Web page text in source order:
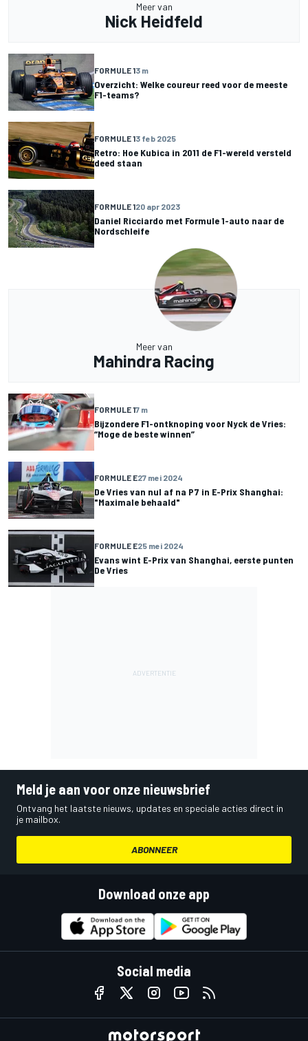
Meer van
Nick Heidfeld
FORMULE 13 m
Overzicht: Welke coureur reed voor de meeste
F1-teams?
FORMULE 13 feb 2025
Retro: Hoe Kubica in 2011 de F1-wereld versteld
deed staan
FORMULE 120 apr 2023
Daniel Ricciardo met Formule 1-auto naar de
Nordschleife
Meer van
Mahindra Racing
FORMULE 17 m
Bijzondere F1-ontknoping voor Nyck de Vries:
“Moge de beste winnen”
FORMULE E27 mei 2024
De Vries van nul af na P7 in E-Prix Shanghai:
"Maximale behaald"
FORMULE E25 mei 2024
Evans wint E-Prix van Shanghai, eerste punten
De Vries
Meld je aan voor onze nieuwsbrief
Ontvang het laatste nieuws, updates en speciale acties direct in
je mailbox.
ABONNEER
Download onze app
Social media